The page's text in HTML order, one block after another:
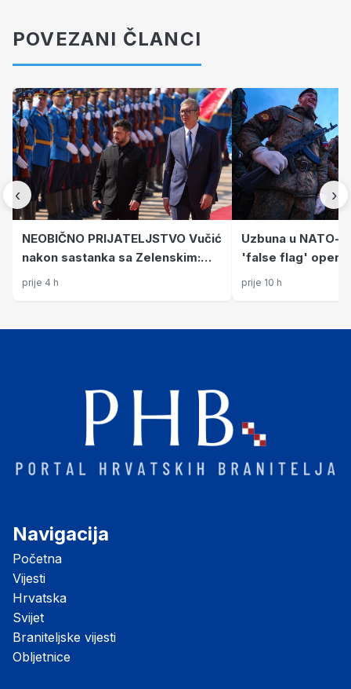
POVEZANI ČLANCI
‹
NEOBIČNO PRIJATELJSTVO Vučić
nakon sastanka sa Zelenskim:
Srbija neće uskoro u EU. Uvijek
prije 4 h
Uzbuna u NATO-
'false flag'
prije 10 h
›
Navigacija
Početna
Vijesti
Hrvatska
Svijet
Braniteljske vijesti
Obljetnice